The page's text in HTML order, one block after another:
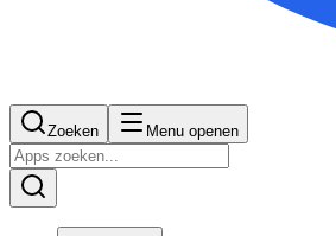
Zoeken Menu openen